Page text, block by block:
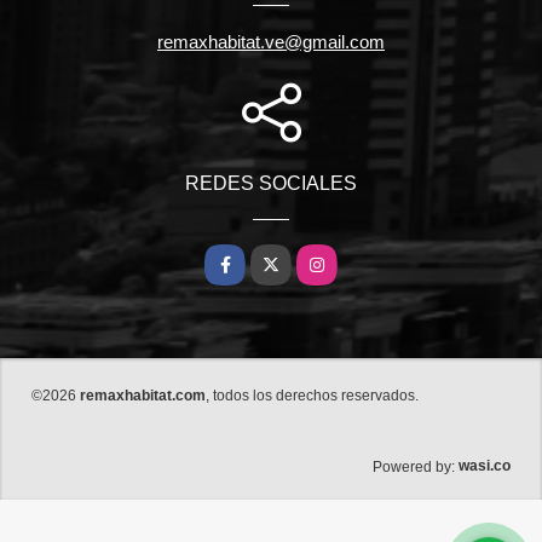
remaxhabitat.ve@gmail.com
REDES SOCIALES
Facebook
X Instagram
©2026 remaxhabitat.com, todos los derechos reservados.
Powered by: wasi.co